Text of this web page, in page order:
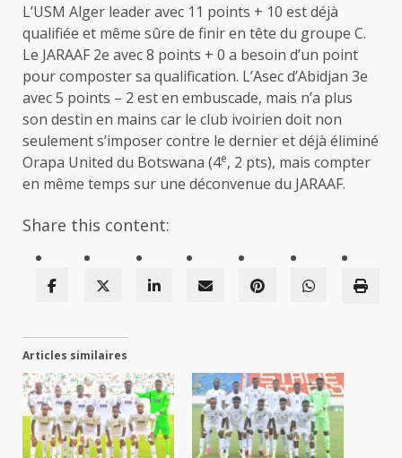
L’USM Alger leader avec 11 points + 10 est déjà
qualifiée et même sûre de finir en tête du groupe C.
Le JARAAF 2e avec 8 points + 0 a besoin d’un point
pour composter sa qualification. L’Asec d’Abidjan 3e
avec 5 points – 2 est en embuscade, mais n’a plus
son destin en mains car le club ivoirien doit non
seulement s’imposer contre le dernier et déjà éliminé
Orapa United du Botswana (4e, 2 pts), mais compter
en même temps sur une déconvenue du JARAAF.
Share this content:
Articles similaires